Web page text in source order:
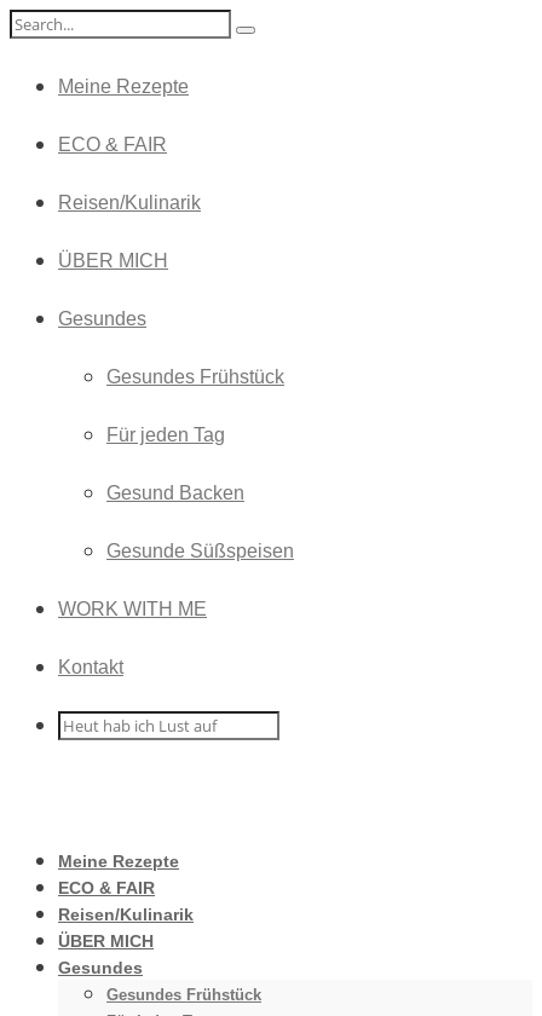
Meine Rezepte
ECO & FAIR
Reisen/Kulinarik
ÜBER MICH
Gesundes
Gesundes Frühstück
Für jeden Tag
Gesund Backen
Gesunde Süßspeisen
WORK WITH ME
Kontakt
Meine Rezepte
ECO & FAIR
Reisen/Kulinarik
ÜBER MICH
Gesundes
Gesundes Frühstück